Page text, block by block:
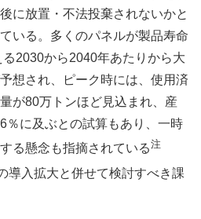
に放置・不法投棄されないかと
いる。多くのパネルが製品寿命
る2030から2040年あたりから大
想され、ピーク時には、使用済
が80万トンほど見込まれ、産
％に及ぶとの試算もあり、一時
る懸念も指摘されている注
導入拡大と併せて検討すべき課